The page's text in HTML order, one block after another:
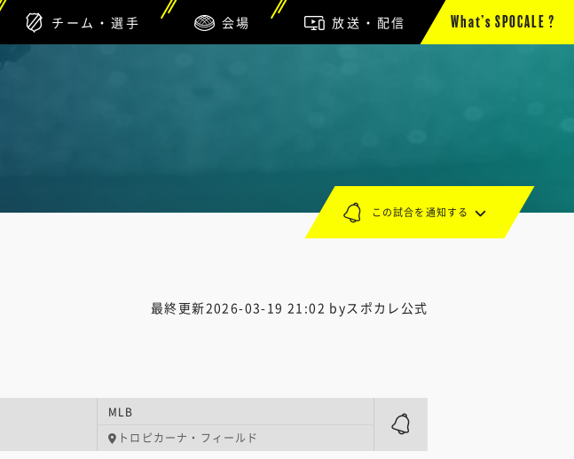
チーム・選手 会場 放送・配信 What’s SPOCALE ?
最終更新2026-03-19 21:02 byスポカレ公式
MLB
トロピカーナ・フィールド
この試合を通知する